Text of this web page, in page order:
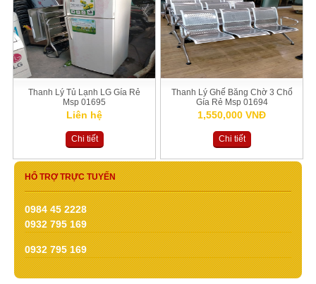
Thanh Lý Tủ Lạnh LG Gía Rẻ
Msp 01695
Liên hệ
Chi tiết
Thanh Lý Ghế Băng Chờ 3 Chổ
Gía Rẻ Msp 01694
1,550,000 VNĐ
Chi tiết
HỔ TRỢ TRỰC TUYẾN
0984 45 2228
0932 795 169
0932 795 169